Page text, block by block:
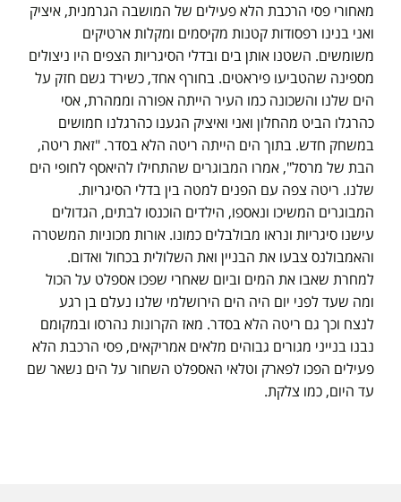
מאחורי פסי הרכבת הלא פעילים של המושבה הגרמנית, איציק
ואני בנינו רפסודות קטנות מקיסמים ומקלות ארטיקים
משומשים. השטנו אותן בים ובדלי הסיגריות הצפים היו ניצולים
מספינה שהטביעו פיראטים. בחורף אחד, כשירד גשם חזק על
הים שלנו והשכונה כמו העיר הייתה אפורה וממהרת, אסי
כהרגלו הביט מהחלון ואני ואיציק הגענו כהרגלנו חמושים
במשחק חדש. בתוך הים הייתה ריטה הלא בסדר. "זאת ריטה,
הבת של מרסל", אמרו המבוגרים שהתחילו להיאסף לחופי הים
שלנו. ריטה צפה עם הפנים למטה בין בדלי הסיגריות.
המבוגרים המשיכו ונאספו, הילדים הוכנסו לבתים, הגדולים
עישנו סיגריות ונראו מבולבלים כמונו. אורות מכוניות המשטרה
והאמבולנס צבעו את הבניין ואת השלולית בכחול ואדום.
למחרת שאבו את המים וביום שאחרי שפכו אספלט על הכול
ומה שעד לפני יום היה הים הירושלמי שלנו נעלם בן רגע
לנצח וכך גם ריטה הלא בסדר. מאז הקרונות נהרסו ובמקומם
נבנו בנייני מגורים גבוהים מלאים אמריקאים, פסי הרכבת הלא
פעילים הפכו לפארק וטלאי האספלט השחור על הים נשאר שם
עד היום, כמו צלקת.